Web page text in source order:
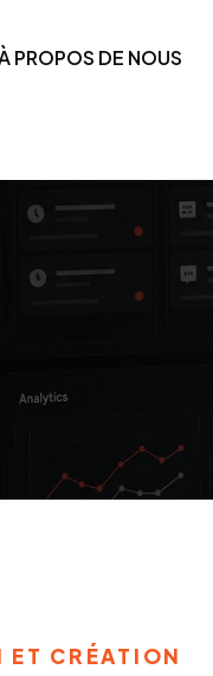
À PROPOS DE NOUS
Web
SaaS
mobiles
CRÉATION